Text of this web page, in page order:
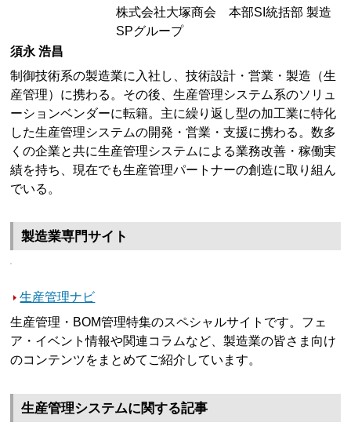
株式会社大塚商会 本部SI統括部 製造
SPグループ
須永 浩昌
制御技術系の製造業に入社し、技術設計・営業・製造（生
産管理）に携わる。その後、生産管理システム系のソリュ
ーションベンダーに転籍。主に繰り返し型の加工業に特化
した生産管理システムの開発・営業・支援に携わる。数多
くの企業と共に生産管理システムによる業務改善・稼働実
績を持ち、現在でも生産管理パートナーの創造に取り組ん
でいる。
製造業専門サイト
生産管理ナビ
生産管理・BOM管理特集のスペシャルサイトです。フェ
ア・イベント情報や関連コラムなど、製造業の皆さま向け
のコンテンツをまとめてご紹介しています。
生産管理システムに関する記事